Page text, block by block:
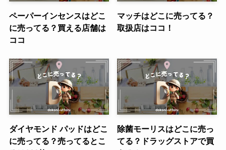
ペーパーインセンスはどこ
に売ってる？買える店舗は
ココ
マッチはどこに売ってる？
取扱店はココ！
ダイヤモンド パッドはどこ
に売ってる？売ってるとこ
除菌モーリスはどこに売っ
てる？ドラッグストアで買